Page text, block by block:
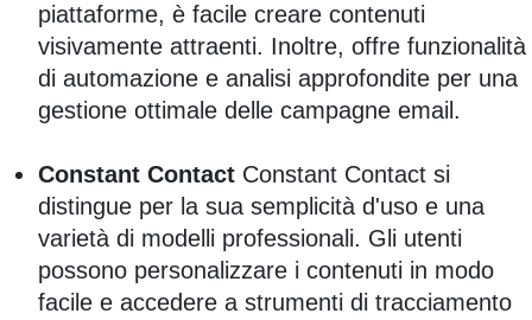
piattaforme, è facile creare contenuti
visivamente attraenti. Inoltre, offre funzionalità
di automazione e analisi approfondite per una
gestione ottimale delle campagne email.
Constant Contact Constant Contact si
distingue per la sua semplicità d'uso e una
varietà di modelli professionali. Gli utenti
possono personalizzare i contenuti in modo
facile e accedere a strumenti di tracciamento